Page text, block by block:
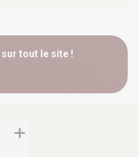
tout le site !